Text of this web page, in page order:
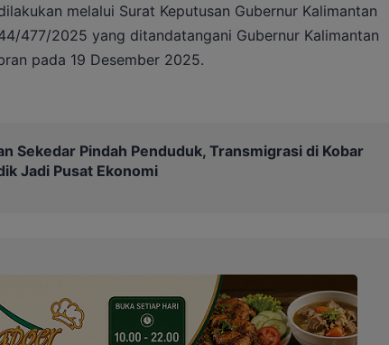
melalui Surat Keputusan Gubernur Kalimantan
477/2025 yang ditandatangani Gubernur Kalimantan
pada 19 Desember 2025.
Sekedar Pindah Penduduk, Transmigrasi di Kobar
Jadi Pusat Ekonomi